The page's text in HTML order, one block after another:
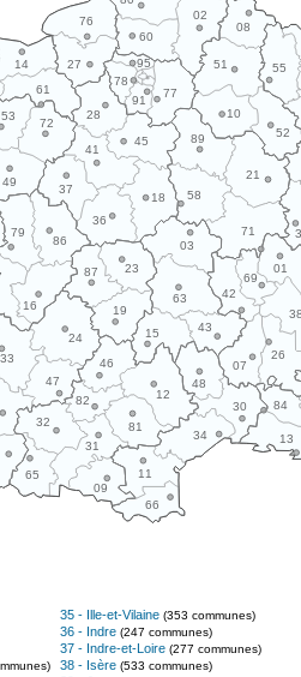
10
11
12
13
14
15
16
18
19
21
23
24
26
27
28
30
31
32
33
34
36
37
41
42
43
45
46
47
48
49
51
52
53
55
58
60
61
63
65
66
69
01
02
03
07
08
09
71
72
76
77
78
79
81
82 84
86
87
89
91
95
35 - Ille-et-Vilaine (353 communes)
36 - Indre (247 communes)
37 - Indre-et-Loire (277 communes)
38 - Isère (533 communes)